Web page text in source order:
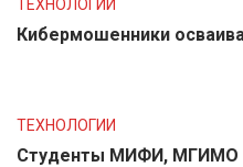
ТЕХНОЛОГИИ
Кибермошенники
ТЕХНОЛОГИИ
Студенты МИФИ, МГИМО